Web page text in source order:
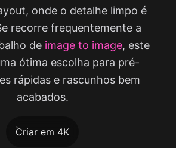
onde o detalhe limpo é
recorre frequentemente a
de image to image, este
ótima escolha para pré-
rápidas e rascunhos bem
acabados.
Criar em 4K